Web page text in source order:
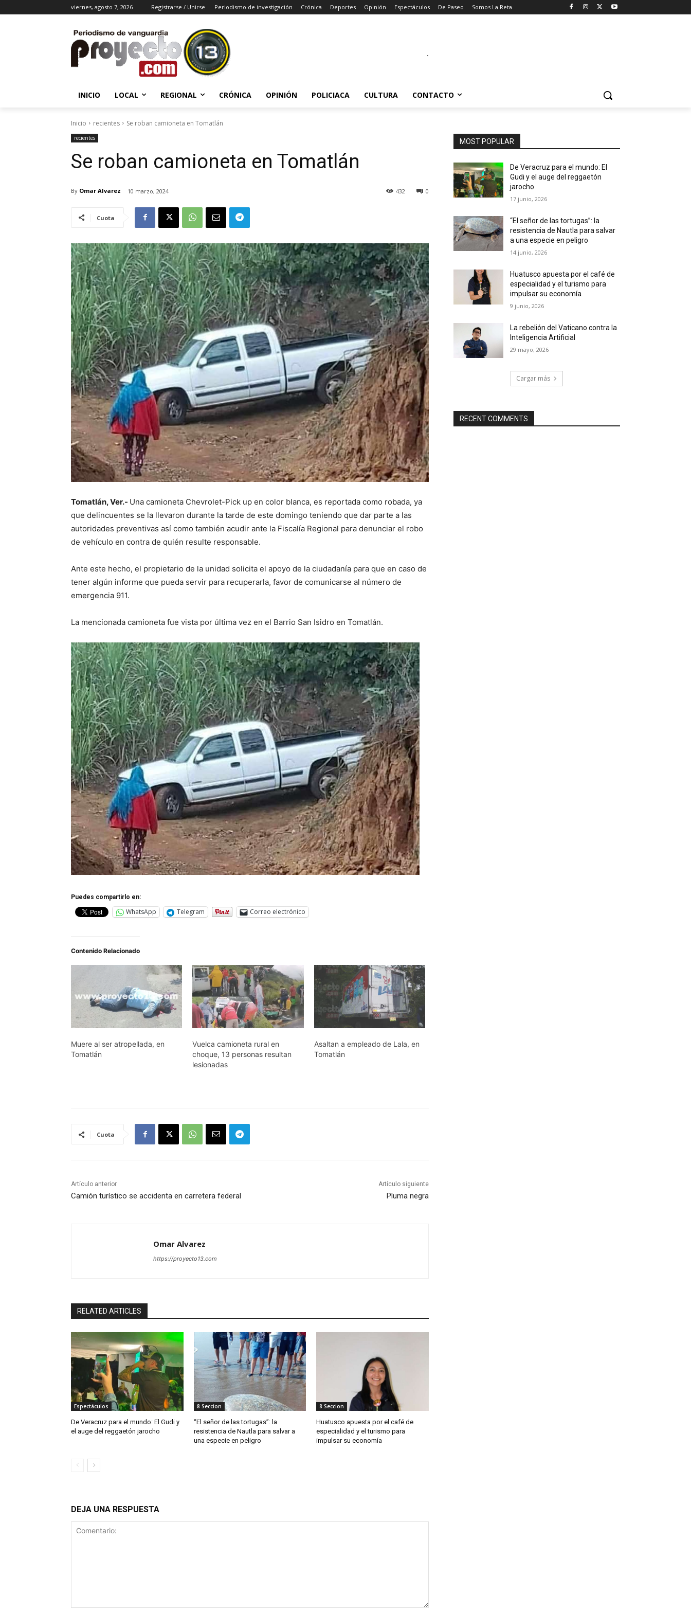
viernes, agosto 7, 2026 Registrarse / Unirse Periodismo de investigación Crónica Deportes Opinión Espectáculos De Paseo Somos La Reta
.
INICIO LOCAL REGIONAL CRÓNICA OPINIÓN POLICIACA CULTURA CONTACTO
Inicio recientes Se roban camioneta en Tomatlán
recientes
Se roban camioneta en Tomatlán
By Omar Alvarez 10 marzo, 2024 0
432
Cuota
Tomatlán, Ver.- Una camioneta Chevrolet-Pick up en color blanca, es reportada como robada, ya
que delincuentes se la llevaron durante la tarde de este domingo teniendo que dar parte a las
autoridades preventivas así como también acudir ante la Fiscalía Regional para denunciar el robo
de vehículo en contra de quién resulte responsable.
Ante este hecho, el propietario de la unidad solicita el apoyo de la ciudadanía para que en caso de
tener algún informe que pueda servir para recuperarla, favor de comunicarse al número de
emergencia 911.
La mencionada camioneta fue vista por última vez en el Barrio San Isidro en Tomatlán.
Puedes compartirlo en:
WhatsApp Telegram Correo electrónico
Contenido Relacionado
Muere al ser atropellada, en
Tomatlán
Vuelca camioneta rural en
choque, 13 personas resultan
lesionadas
Asaltan a empleado de Lala, en
Tomatlán
Cuota
Artículo anterior
Camión turístico se accidenta en carretera federal
Artículo siguiente
Pluma negra
Omar Alvarez
https://proyecto13.com
RELATED ARTICLES
Espectáculos
De Veracruz para el mundo: El Gudi y
el auge del reggaetón jarocho
8 Seccion
“El señor de las tortugas”: la
resistencia de Nautla para salvar a
una especie en peligro
8 Seccion
Huatusco apuesta por el café de
especialidad y el turismo para
impulsar su economía
DEJA UNA RESPUESTA
MOST POPULAR
De Veracruz para el mundo: El
Gudi y el auge del reggaetón
jarocho
17 junio, 2026
“El señor de las tortugas”: la
resistencia de Nautla para salvar
a una especie en peligro
14 junio, 2026
Huatusco apuesta por el café de
especialidad y el turismo para
impulsar su economía
9 junio, 2026
La rebelión del Vaticano contra la
Inteligencia Artificial
29 mayo, 2026
Cargar más
RECENT COMMENTS